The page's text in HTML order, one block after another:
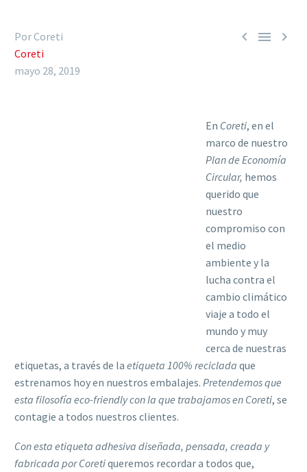
  
Por Coreti
Coreti
mayo 28, 2019
En Coreti, en el
marco de nuestro
Plan de Economía
Circular, hemos
querido que
nuestro
compromiso con
el medio
ambiente y la
lucha contra el
cambio climático
viaje a todo el
mundo y muy
cerca de nuestras
etiquetas, a través de la etiqueta 100% reciclada que
estrenamos hoy en nuestros embalajes. Pretendemos que
esta filosofía eco-friendly con la que trabajamos en Coreti, se
contagie a todos nuestros clientes.
Con esta etiqueta adhesiva diseñada, pensada, creada y
fabricada por Coretiqueremos recordar a todos que,